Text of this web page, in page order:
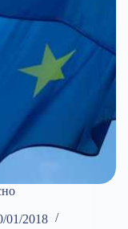
01/2018